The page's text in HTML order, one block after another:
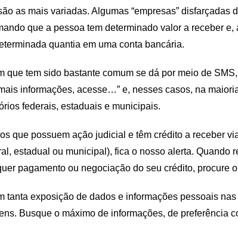
as mais variadas. Algumas “empresas” disfarçadas
que a pessoa tem determinado valor a receber
quantia em uma conta bancária.
que tem sido bastante comum se dá por meio de
informações, acesse…” e, nesses casos, na
federais, estaduais e municipais.
que possuem ação judicial e têm crédito a receber
estadual ou municipal), fica o nosso alerta. Quando
pagamento ou negociação do seu crédito, procure
tanta exposição de dados e informações pessoais
Busque o máximo de informações, de preferência